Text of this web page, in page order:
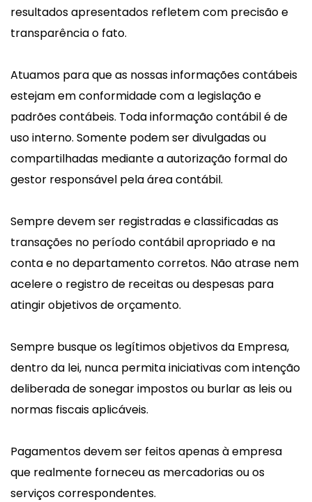
resultados apresentados refletem com precisão e
transparência o fato.
Atuamos para que as nossas informações contábeis
estejam em conformidade com a legislação e
padrões contábeis. Toda informação contábil é de
uso interno. Somente podem ser divulgadas ou
compartilhadas mediante a autorização formal do
gestor responsável pela área contábil.
Sempre devem ser registradas e classificadas as
transações no período contábil apropriado e na
conta e no departamento corretos. Não atrase nem
acelere o registro de receitas ou despesas para
atingir objetivos de orçamento.
Sempre busque os legítimos objetivos da Empresa,
dentro da lei, nunca permita iniciativas com intenção
deliberada de sonegar impostos ou burlar as leis ou
normas fiscais aplicáveis.
Pagamentos devem ser feitos apenas à empresa
que realmente forneceu as mercadorias ou os
serviços correspondentes.